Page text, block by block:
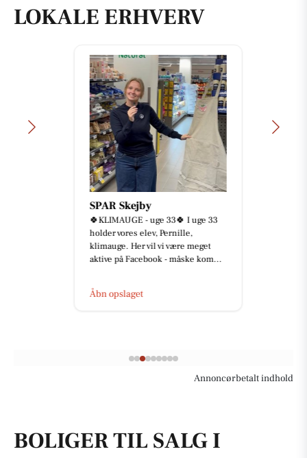
LOKALE ERHVERV
SPAR Skejby
🍀KLIMAUGE - uge 33🍀 I uge 33
holder vores elev, Pernille,
klimauge. Her vil vi være meget
aktive på Facebook - måske kom...
Åbn opslaget
Annoncørbetalt indhold
BOLIGER TIL SALG I